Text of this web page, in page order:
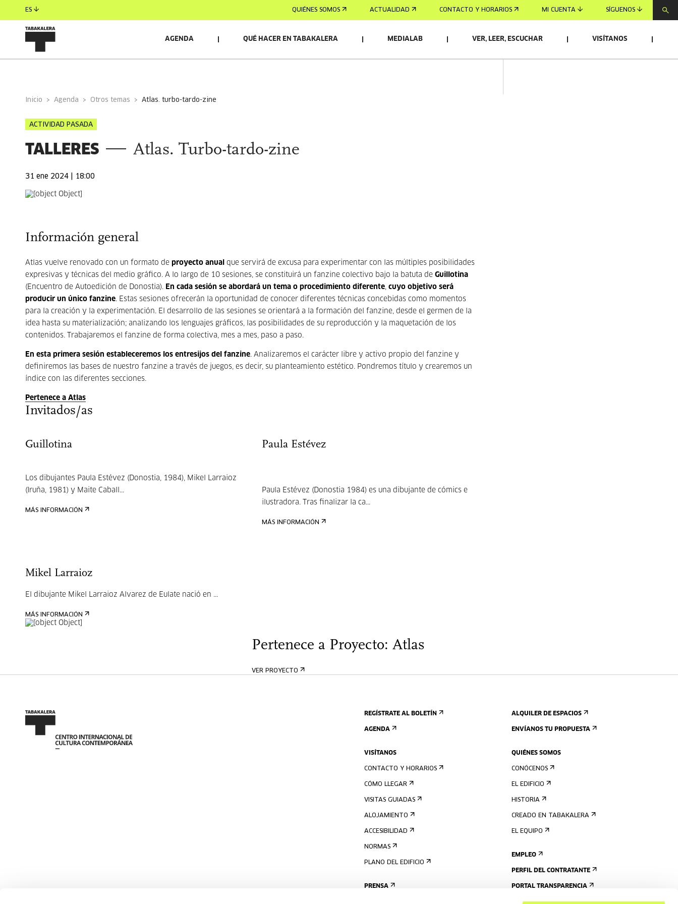
ES QUIÉNES SOMOS ACTUALIDAD CONTACTO Y HORARIOS MI CUENTA SÍGUENOS
AGENDA QUÉ HACER EN TABAKALERA MEDIALAB VER, LEER, ESCUCHAR VISÍTANOS
Inicio Agenda Otros temas atlas. turbo-tardo-zine
ACTIVIDAD PASADA
TALLERES Atlas. Turbo-tardo-zine
31 ene 2024 | 18:00
Información general
Atlas vuelve renovado con un formato de proyecto anual que servirá de excusa para experimentar con las múltiples posibilidades
expresivas y técnicas del medio gráfico. A lo largo de 10 sesiones, se constituirá un fanzine colectivo bajo la batuta de Guillotina
(Encuentro de Autoedición de Donostia). En cada sesión se abordará un tema o procedimiento diferente, cuyo objetivo será
producir un único fanzine. Estas sesiones ofrecerán la oportunidad de conocer diferentes técnicas concebidas como momentos
para la creación y la experimentación. El desarrollo de las sesiones se orientará a la formación del fanzine, desde el germen de la
idea hasta su materialización; analizando los lenguajes gráficos, las posibilidades de su reproducción y la maquetación de los
contenidos. Trabajaremos el fanzine de forma colectiva, mes a mes, paso a paso.
En esta primera sesión estableceremos los entresijos del fanzine. Analizaremos el carácter libre y activo propio del fanzine y
definiremos las bases de nuestro fanzine a través de juegos, es decir, su planteamiento estético. Pondremos título y crearemos un
índice con las diferentes secciones.
Pertenece a Atlas
Invitados/as
Guillotina
Los dibujantes Paula Estévez (Donostia, 1984), Mikel Larraioz
(Iruña, 1981) y Maite Caball...
MÁS INFORMACIÓN
Paula Estévez
Paula Estévez (Donostia 1984) es una dibujante de cómics e
ilustradora. Tras finalizar la ca...
MÁS INFORMACIÓN
Mikel Larraioz
El dibujante Mikel Larraioz Alvarez de Eulate nació en ...
MÁS INFORMACIÓN
Pertenece a Proyecto: Atlas
VER PROYECTO
REGÍSTRATE AL BOLETÍN
AGENDA
VISÍTANOS
CONTACTO Y HORARIOS
CÓMO LLEGAR
VISITAS GUIADAS
ALOJAMIENTO
ACCESIBILIDAD
NORMAS
PLANO DEL EDIFICIO
PRENSA
ALQUILER DE ESPACIOS
ENVÍANOS TU PROPUESTA
QUIÉNES SOMOS
CONÓCENOS
EL EDIFICIO
HISTORIA
CREADO EN TABAKALERA
EL EQUIPO
EMPLEO
PERFIL DEL CONTRATANTE
PORTAL TRANSPARENCIA